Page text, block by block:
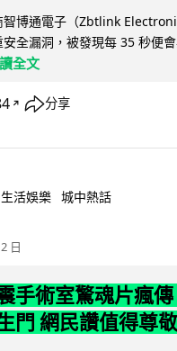
智博通電子（Zbtlink
安全漏洞，被發現每 35 秒便
全文
↗ 分享
生活娛樂 城中熱話
2 日
手術室驚魂片瘋
門 網民讚值得尊敬